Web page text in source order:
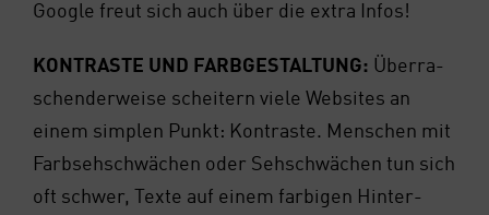
Goog­le freut sich auch über die extra Infos!
KON­TRAS­TE UND FARB­GE­STAL­TUNG: Über­ra­
schen­der­wei­se schei­tern vie­le Web­sites an
einem simp­len Punkt: Kon­tras­te. Men­schen mit
Farb­seh­schwä­chen oder Seh­schwä­chen tun sich
oft schwer, Tex­te auf einem far­bi­gen Hin­ter­